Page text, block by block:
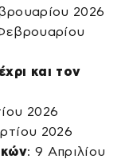
2026
και τον
2026
2026
: 9 Απριλίου